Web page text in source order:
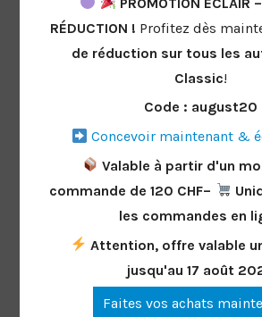
Friday / Black
Sticker-Deal
populaire chez
MySticker.ch
Qualité suisse & production
Idéal pour les entreprises,
le branding & les créateurs
Parfait pour reconstituer
d'autocollants
Particulièrement attractif
commandes en gros
RÉDUCTION ! Profitez dès
de réduction sur tous les
Classic!
Code : august20
Concevoir maintenant &
Valable à partir d'un
commande de 120 CHF–
les commandes en
Attention, offre valable
jusqu'au 17 août
Faites vos achats